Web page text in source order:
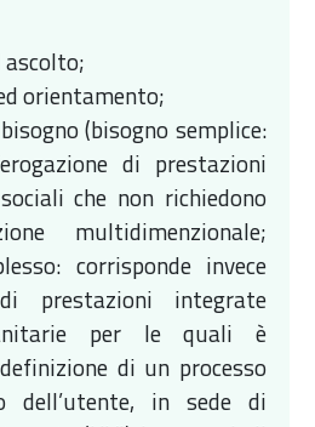
ascolto;
orientamento;
(bisogno semplice:
di prestazioni
che non richiedono
multidimenzionale;
corrisponde invece
di prestazioni integrate
per le quali è
di un processo
dell’utente, in sede di